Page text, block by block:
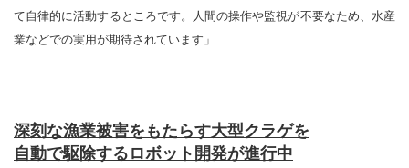
て自律的に活動するところです。人間の操作や監視が不要なため、水産
業などでの実用が期待されています」
深刻な漁業被害をもたらす大型クラゲを
自動で駆除するロボット開発が進行中